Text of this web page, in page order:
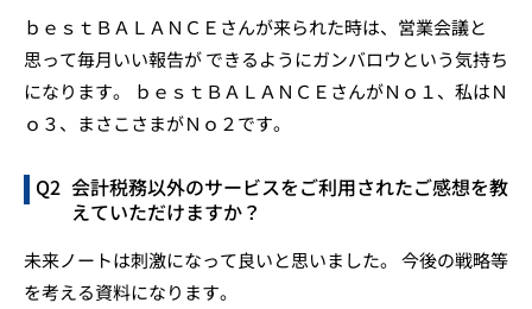
ｂｅｓｔＢＡＬＡＮＣＥさんが来られた時は、営業会議と
思って毎月いい報告が できるようにガンバロウという気持ち
になります。 ｂｅｓｔＢＡＬＡＮＣＥさんがＮｏ１、私はＮ
ｏ３、まさこさまがＮｏ２です。
会計税務以外のサービスをご利用されたご感想を教
えていただけますか？
未来ノートは刺激になって良いと思いました。 今後の戦略等
を考える資料になります。